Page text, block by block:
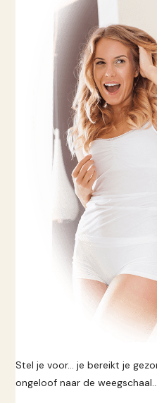
Stel je voor... je bereikt je
ongeloof naar de weegschaal...